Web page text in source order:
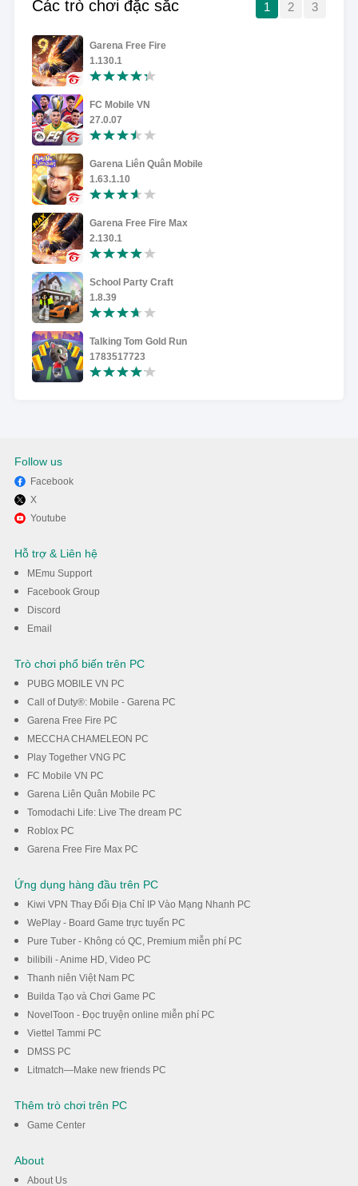
Các trò chơi đặc sắc 1 2 3
Garena Free Fire
1.130.1
FC Mobile VN
27.0.07
Garena Liên Quân Mobile
1.63.1.10
Garena Free Fire Max
2.130.1
School Party Craft
1.8.39
Talking Tom Gold Run
1783517723
Follow us
Facebook
X
Youtube
Hỗ trợ & Liên hệ
MEmu Support
Facebook Group
Discord
Email
Trò chơi phổ biến trên PC
PUBG MOBILE VN PC
Call of Duty®: Mobile - Garena PC
Garena Free Fire PC
MECCHA CHAMELEON PC
Play Together VNG PC
FC Mobile VN PC
Garena Liên Quân Mobile PC
Tomodachi Life: Live The dream PC
Roblox PC
Garena Free Fire Max PC
Ứng dụng hàng đầu trên PC
Kiwi VPN Thay Đổi Địa Chỉ IP Vào Mạng Nhanh PC
WePlay - Board Game trực tuyến PC
Pure Tuber - Không có QC, Premium miễn phí PC
bilibili - Anime HD, Video PC
Thanh niên Việt Nam PC
Builda Tạo và Chơi Game PC
NovelToon - Đọc truyện online miễn phí PC
Viettel Tammi PC
DMSS PC
Litmatch—Make new friends PC
Thêm trò chơi trên PC
Game Center
About
About Us